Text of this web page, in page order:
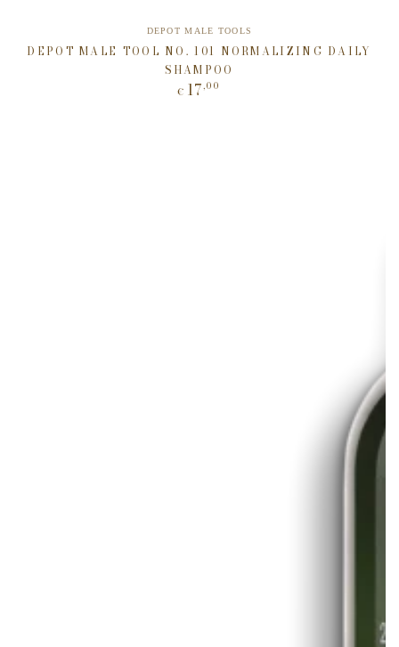
Verkäufer/in:
DEPOT MALE TOOLS
DEPOT MALE TOOL NO. 101 NORMALIZING DAILY
SHAMPOO
Regulärer
€ 17,00